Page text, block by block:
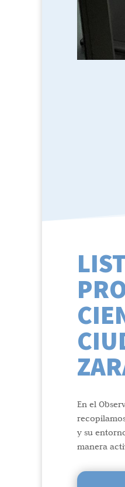
En el
y su
manera